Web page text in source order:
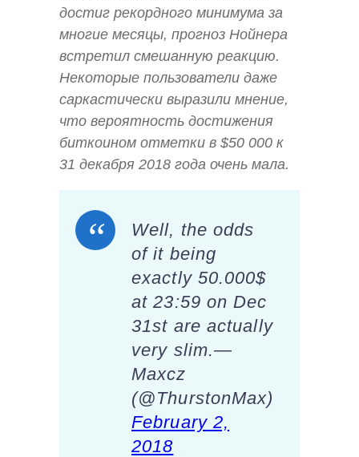
достиг рекордного минимума за
многие месяцы, прогноз Нойнера
встретил смешанную реакцию.
Некоторые пользователи даже
саркастически выразили мнение,
что вероятность достижения
биткоином отметки в $50 000 к
31 декабря 2018 года очень мала.
Well, the odds
of it being
exactly 50.000$
at 23:59 on Dec
31st are actually
very slim.—
Maxcz
(@ThurstonMax)
February 2,
2018